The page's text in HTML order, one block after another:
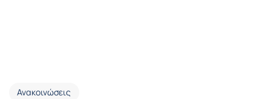
Ανακοινώσεις